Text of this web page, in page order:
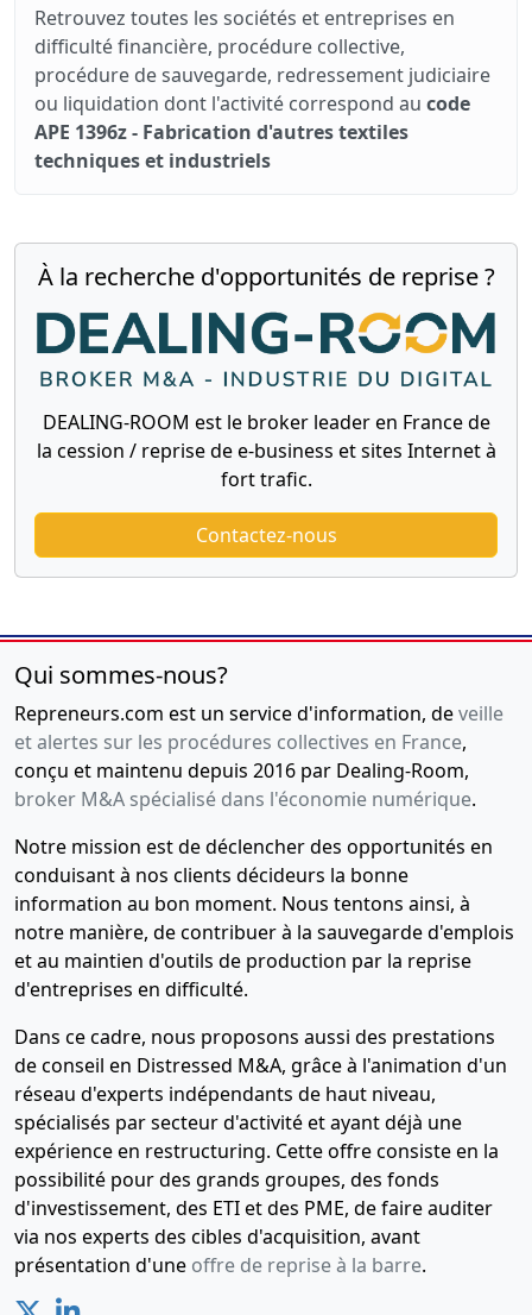
Retrouvez toutes les sociétés et entreprises en
difficulté financière, procédure collective,
procédure de sauvegarde, redressement judiciaire
ou liquidation dont l'activité correspond au code
APE 1396z - Fabrication d'autres textiles
techniques et industriels
À la recherche d'opportunités de reprise ?
DEALING-ROOM est le broker leader en France de
la cession / reprise de e-business et sites Internet à
fort trafic.
Contactez-nous
Qui sommes-nous?
Repreneurs.com est un service d'information, deveille
et alertes sur les procédures collectives en France,
conçu et maintenu depuis 2016 par Dealing-Room,
broker M&A spécialisé dans l'économie numérique.
Notre mission est de déclencher des opportunités en
conduisant à nos clients décideurs la bonne
information au bon moment. Nous tentons ainsi, à
notre manière, de contribuer à la sauvegarde d'emplois
et au maintien d'outils de production par la reprise
d'entreprises en difficulté.
Dans ce cadre, nous proposons aussi des prestations
de conseil en Distressed M&A, grâce à l'animation d'un
réseau d'experts indépendants de haut niveau,
spécialisés par secteur d'activité et ayant déjà une
expérience en restructuring. Cette offre consiste en la
possibilité pour des grands groupes, des fonds
d'investissement, des ETI et des PME, de faire auditer
via nos experts des cibles d'acquisition, avant
présentation d'une offre de reprise à la barre.